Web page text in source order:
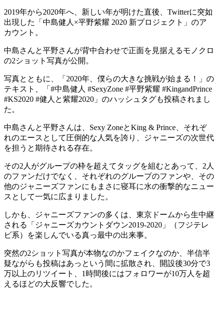
2019年から2020年へ、新しい年が明けた直後、Twitterに突如
出現した「中島健人×平野紫耀 2020 新プロジェクト」のア
カウント。
中島さんと平野さんが背中合わせで正面を見据えるモノクロ
の2ショット写真が公開。
写真とともに、「2020年、僕らの大きな挑戦が始まる！」の
テキスト、「#中島健人 #SexyZone #平野紫耀 #KingandPrince
#KS2020 #健人と紫耀2020」のハッシュタグも投稿されまし
た。
中島さんと平野さんは、Sexy ZoneとKing & Prince、それぞ
れのエースとして圧倒的な人気を誇り、ジャニーズの次世代
を担うと期待される存在。
その2人がグループの枠を超えてタッグを組むとあって、2人
のファンだけでなく、それぞれのグループのファンや、その
他のジャニーズファンにもまさに寝耳に水の衝撃的なニュー
スとして一気に広まりました。
しかも、ジャニーズファンの多くは、東京ドームから生中継
される「ジャニーズカウントダウン2019-2020」（フジテレ
ビ系）を楽しんでいる真っ最中の出来事。
突然の2ショット写真が本物なのかフェイクなのか、半信半
疑ながらも投稿はあっという間に拡散され、開設後30分で3
万以上のリツイート、1時間後にはフォロワーが10万人を超
えるほどの大反響でした。